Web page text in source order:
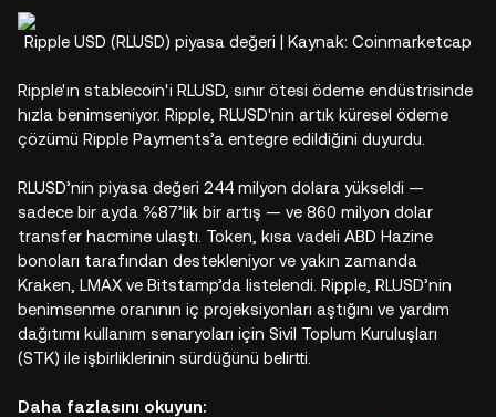
Ripple USD (RLUSD) piyasa değeri | Kaynak: Coinmarketcap
Ripple'ın stablecoin'i RLUSD, sınır ötesi ödeme endüstrisinde
hızla benimseniyor. Ripple, RLUSD'nin artık küresel ödeme
çözümü Ripple Payments’a entegre edildiğini duyurdu.​
RLUSD’nin piyasa değeri 244 milyon dolara yükseldi —
sadece bir ayda %87’lik bir artış — ve 860 milyon dolar
transfer hacmine ulaştı. Token, kısa vadeli ABD Hazine
bonoları tarafından destekleniyor ve yakın zamanda
Kraken, LMAX ve Bitstamp’da listelendi. Ripple, RLUSD’nin
benimsenme oranının iç projeksiyonları aştığını ve yardım
dağıtımı kullanım senaryoları için Sivil Toplum Kuruluşları
(STK) ile işbirliklerinin sürdüğünü belirtti.​
Daha fazlasını okuyun: